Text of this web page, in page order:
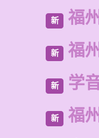
新 福
新 福
新 学
新 福